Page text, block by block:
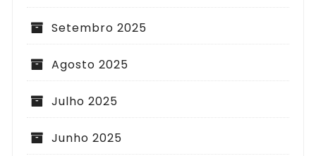
Setembro 2025
Agosto 2025
Julho 2025
Junho 2025